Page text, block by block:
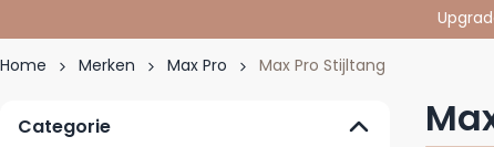
Home Merken Max Pro Max Pro Stijltang
Categorie